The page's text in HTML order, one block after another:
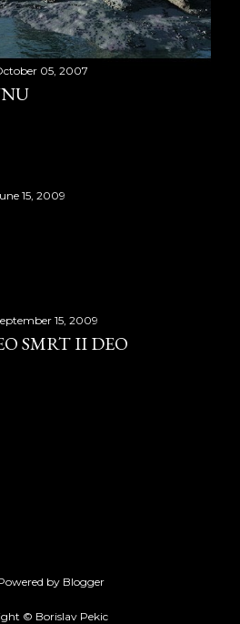
05, 2007
15, 2009
15, 2009
SMRT II DEO
by Blogger
© Borislav Pekic